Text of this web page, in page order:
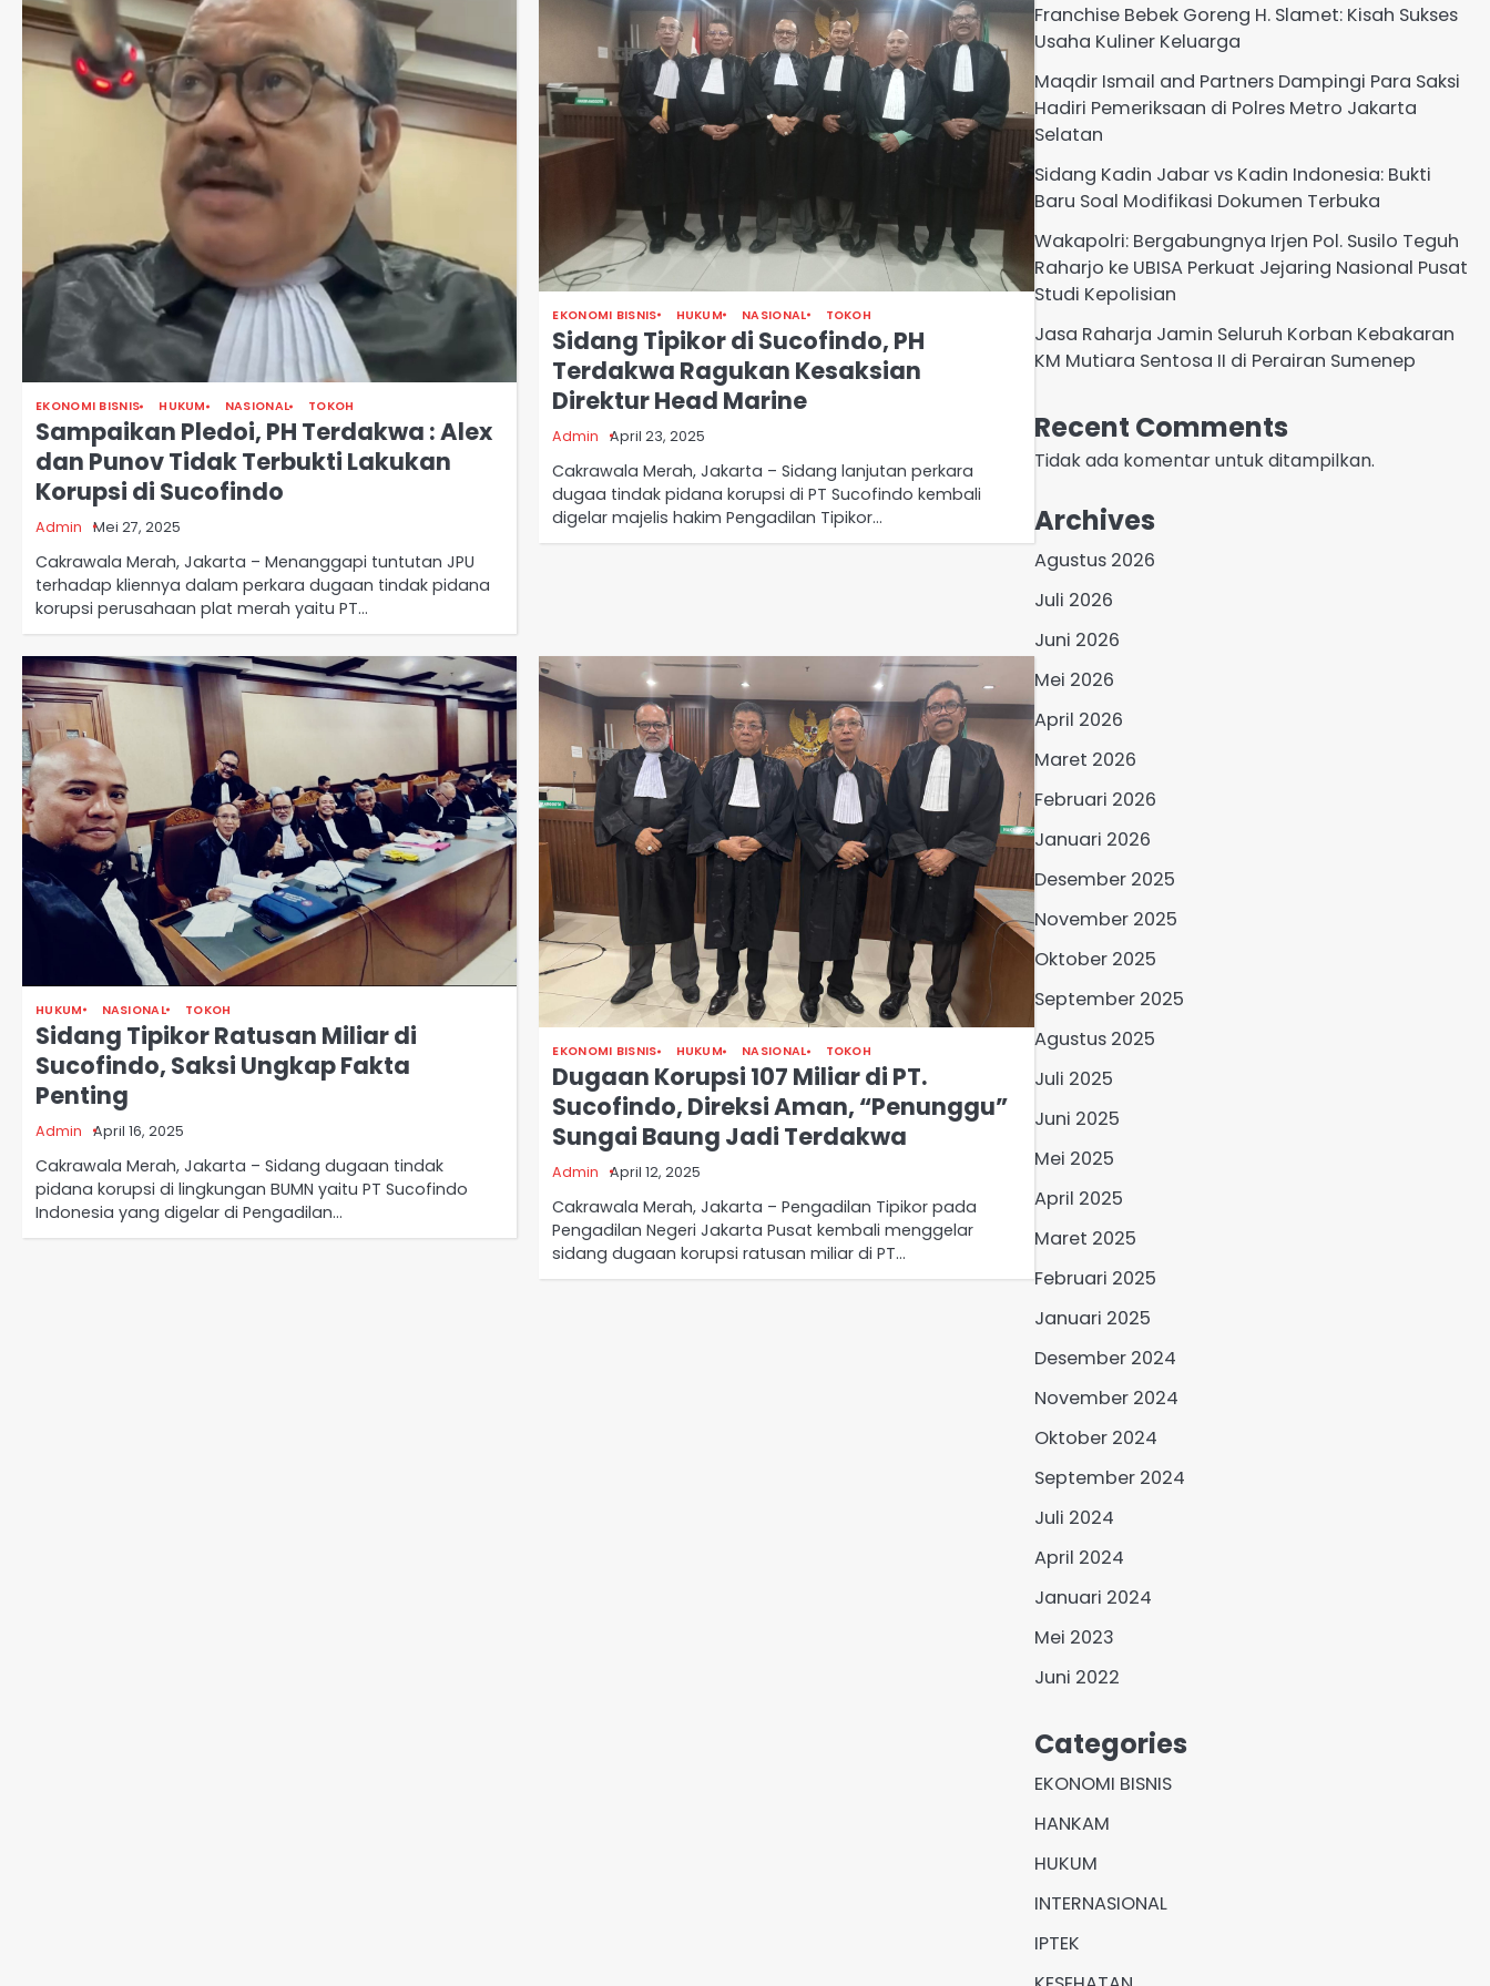
EKONOMI BISNIS HUKUM NASIONAL TOKOH
Sampaikan Pledoi, PH Terdakwa : Alex
dan Punov Tidak Terbukti Lakukan
Korupsi di Sucofindo
Admin Mei 27, 2025
Cakrawala Merah, Jakarta – Menanggapi tuntutan JPU
terhadap kliennya dalam perkara dugaan tindak pidana
korupsi perusahaan plat merah yaitu PT…
EKONOMI BISNIS HUKUM NASIONAL TOKOH
Sidang Tipikor di Sucofindo, PH
Terdakwa Ragukan Kesaksian
Direktur Head Marine
Admin April 23, 2025
Cakrawala Merah, Jakarta – Sidang lanjutan perkara
dugaa tindak pidana korupsi di PT Sucofindo kembali
digelar majelis hakim Pengadilan Tipikor…
HUKUM NASIONAL TOKOH
Sidang Tipikor Ratusan Miliar di
Sucofindo, Saksi Ungkap Fakta
Penting
Admin April 16, 2025
Cakrawala Merah, Jakarta – Sidang dugaan tindak
pidana korupsi di lingkungan BUMN yaitu PT Sucofindo
Indonesia yang digelar di Pengadilan…
EKONOMI BISNIS HUKUM NASIONAL TOKOH
Dugaan Korupsi 107 Miliar di PT.
Sucofindo, Direksi Aman, “Penunggu”
Sungai Baung Jadi Terdakwa
Admin April 12, 2025
Cakrawala Merah, Jakarta – Pengadilan Tipikor pada
Pengadilan Negeri Jakarta Pusat kembali menggelar
sidang dugaan korupsi ratusan miliar di PT…
Franchise Bebek Goreng H. Slamet: Kisah Sukses
Usaha Kuliner Keluarga
Maqdir Ismail and Partners Dampingi Para Saksi
Hadiri Pemeriksaan di Polres Metro Jakarta
Selatan
Sidang Kadin Jabar vs Kadin Indonesia: Bukti
Baru Soal Modifikasi Dokumen Terbuka
Wakapolri: Bergabungnya Irjen Pol. Susilo Teguh
Raharjo ke UBISA Perkuat Jejaring Nasional Pusat
Studi Kepolisian
Jasa Raharja Jamin Seluruh Korban Kebakaran
KM Mutiara Sentosa II di Perairan Sumenep
Recent Comments
Tidak ada komentar untuk ditampilkan.
Archives
Agustus 2026
Juli 2026
Juni 2026
Mei 2026
April 2026
Maret 2026
Februari 2026
Januari 2026
Desember 2025
November 2025
Oktober 2025
September 2025
Agustus 2025
Juli 2025
Juni 2025
Mei 2025
April 2025
Maret 2025
Februari 2025
Januari 2025
Desember 2024
November 2024
Oktober 2024
September 2024
Juli 2024
April 2024
Januari 2024
Mei 2023
Juni 2022
Categories
EKONOMI BISNIS
HANKAM
HUKUM
INTERNASIONAL
IPTEK